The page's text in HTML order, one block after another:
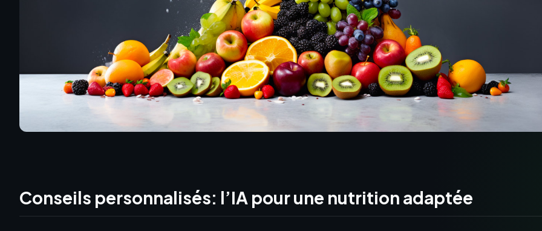
Conseils personnalisés: l’IA pour une nutrition adaptée